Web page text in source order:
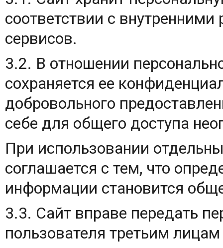
соответствии с
сервисов.
3.2. В отношении
сохраняется ее
добровольного
себе для общего доступа
При использовании
соглашается с тем, что
информации становится
3.3. Сайт вправе передать
пользователя третьим